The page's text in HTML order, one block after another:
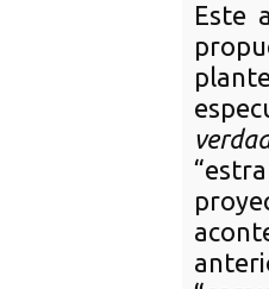
Este